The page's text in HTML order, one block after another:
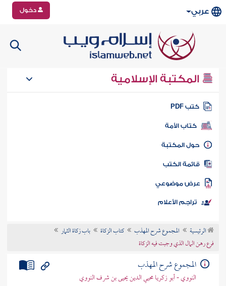
عربي دخول
المكتبة الإسلامية
كتب PDF
كتاب الأمة
المكتبة
الكتب
موضوعي
تراجم الأعلام
الرئيسية المجموع شرح المهذب كتاب الزكاة
باب زكاة الثمار
فرع رهن المال الذي وجبت فيه الزكاة
المجموع شرح المهذب
النووي - أبو زكريا محيي الدين يحيى بن شرف النووي